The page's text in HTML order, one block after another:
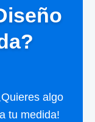
algo
tu medida!